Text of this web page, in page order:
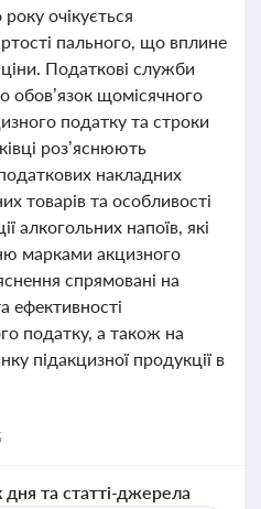
очікується
пального, що вплине
Податкові служби
обов’язок щомісячного
податку та строки
роз’яснюють
накладних
товарів та особливості
алкогольних напоїв, які
марками акцизного
спрямовані на
ефективності
податку, а також на
підакцизної продукції в
та статті-джерела